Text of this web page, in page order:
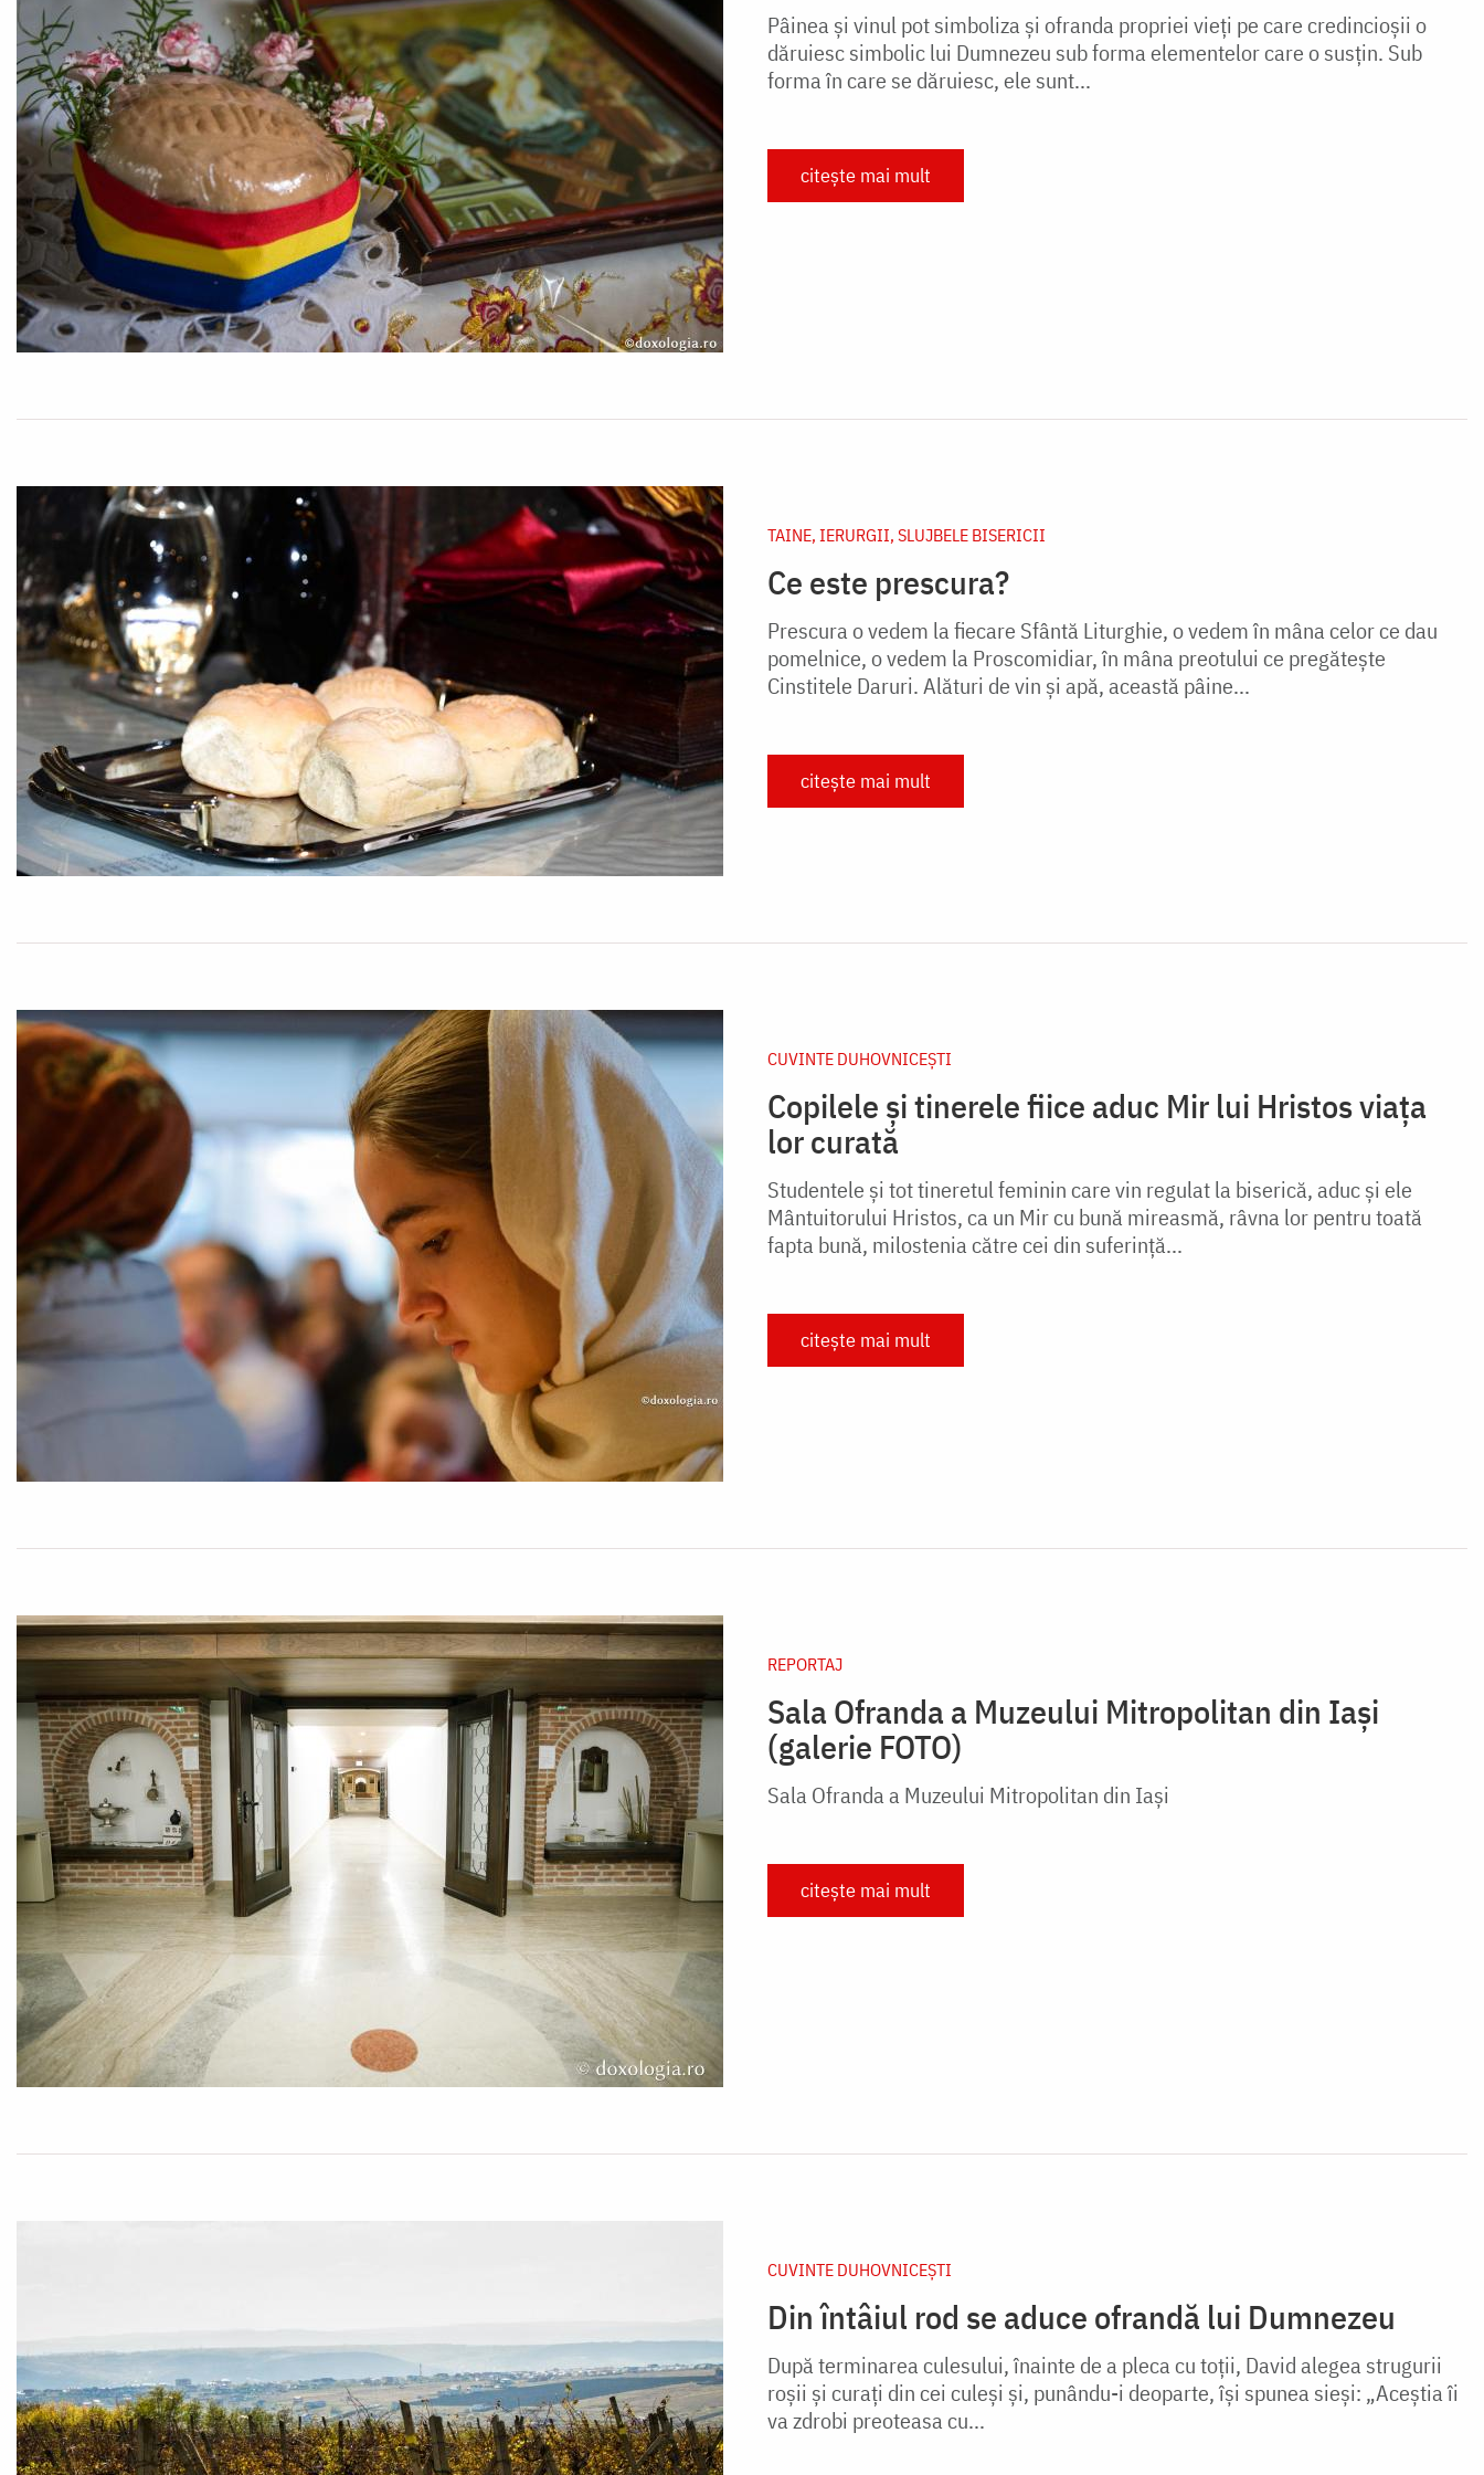
Pâinea și vinul pot simboliza și ofranda propriei vieți pe care credincioșii o
dăruiesc simbolic lui Dumnezeu sub forma elementelor care o susțin. Sub
forma în care se dăruiesc, ele sunt...
citește mai mult
TAINE, IERURGII, SLUJBELE BISERICII
Ce este prescura?
Prescura o vedem la fiecare Sfântă Liturghie, o vedem în mâna celor ce dau
pomelnice, o vedem la Proscomidiar, în mâna preotului ce pregătește
Cinstitele Daruri. Alături de vin și apă, această pâine...
citește mai mult
CUVINTE DUHOVNICEȘTI
Copilele și tinerele fiice aduc Mir lui Hristos viața
lor curată
Studentele și tot tineretul feminin care vin regulat la biserică, aduc și ele
Mântuitorului Hristos, ca un Mir cu bună mireasmă, râvna lor pentru toată
fapta bună, milostenia către cei din suferință...
citește mai mult
REPORTAJ
Sala Ofranda a Muzeului Mitropolitan din Iași
(galerie FOTO)
Sala Ofranda a Muzeului Mitropolitan din Iași
citește mai mult
CUVINTE DUHOVNICEȘTI
Din întâiul rod se aduce ofrandă lui Dumnezeu
După terminarea culesului, înainte de a pleca cu toţii, David alegea strugurii
roşii şi curaţi din cei culeşi şi, punându-i deoparte, îşi spunea sieşi: „Aceştia îi
va zdrobi preoteasa cu...